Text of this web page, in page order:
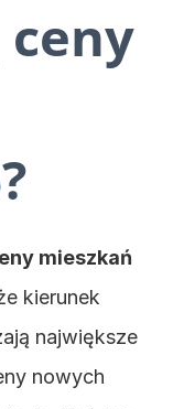
mieszkań
kierunek
największe
nowych